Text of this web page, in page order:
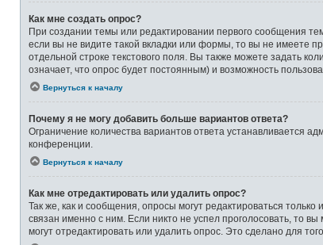
Как мне создать опрос?
При создании темы или редактировании первого сообщения
если вы не видите такой вкладки или формы, то вы не имеете
отдельной строке текстового поля. Вы также можете задать
означает, что опрос будет постоянным) и возможность
Вернуться к началу
Почему я не могу добавить больше вариантов ответа?
Ограничение количества вариантов ответа устанавливается
конференции.
Вернуться к началу
Как мне отредактировать или удалить опрос?
Так же, как и сообщения, опросы могут редактироваться
связан именно с ним. Если никто не успел проголосовать, то
могут отредактировать или удалить опрос. Это сделано для